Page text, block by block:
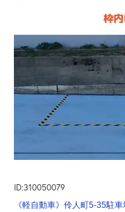
ID:310050079
《軽自動車》伶人町5-35駐車